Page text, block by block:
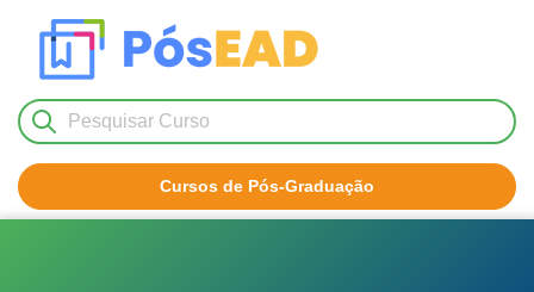
Cursos de Pós-Graduação